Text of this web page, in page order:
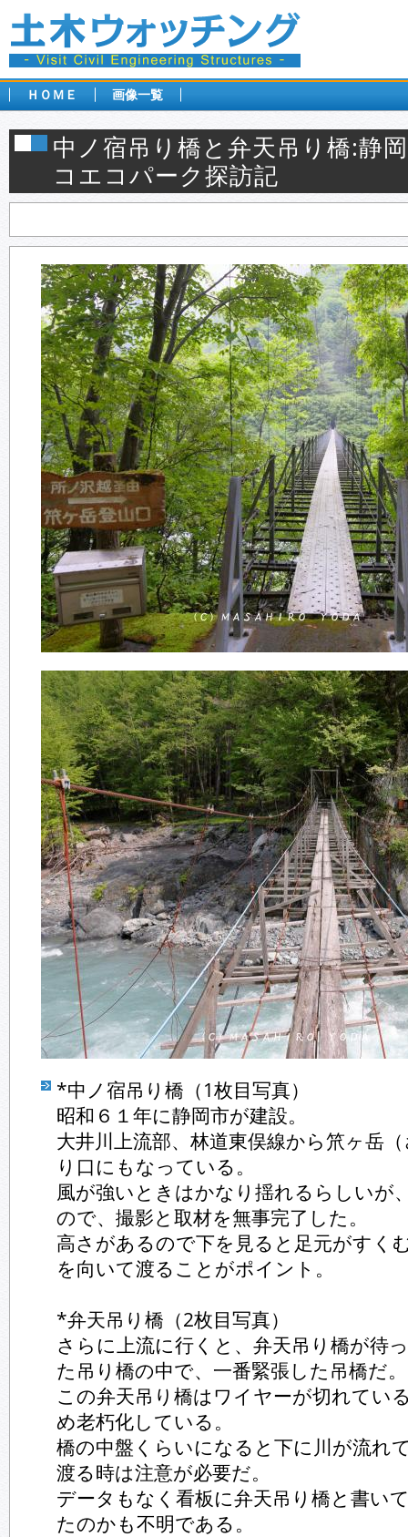
ＨＯＭＥ 画像一覧
中ノ宿吊り橋と弁天吊り橋:静
コエコパーク探訪記
*中ノ宿吊り橋（1枚目写真）
昭和６１年に静岡市が建設。
大井川上流部、林道東俣線から笊ヶ岳
り口にもなっている。
風が強いときはかなり揺れるらしいが
ので、撮影と取材を無事完了した。
高さがあるので下を見ると足元がすく
を向いて渡ることがポイント。
*弁天吊り橋（2枚目写真）
さらに上流に行くと、弁天吊り橋が待
た吊り橋の中で、一番緊張した吊橋だ。
この弁天吊り橋はワイヤーが切れてい
め老朽化している。
橋の中盤くらいになると下に川が流れ
渡る時は注意が必要だ。
データもなく看板に弁天吊り橋と書い
たのかも不明である。